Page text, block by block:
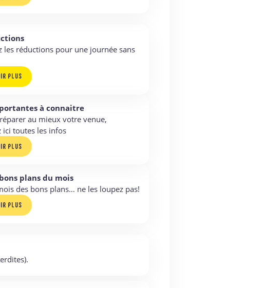
les réductions pour une journée sans
PLUS
à connaitre
au mieux votre venue,
ici toutes les infos
PLUS
plans du mois
des bons plans… ne les loupez pas!
PLUS